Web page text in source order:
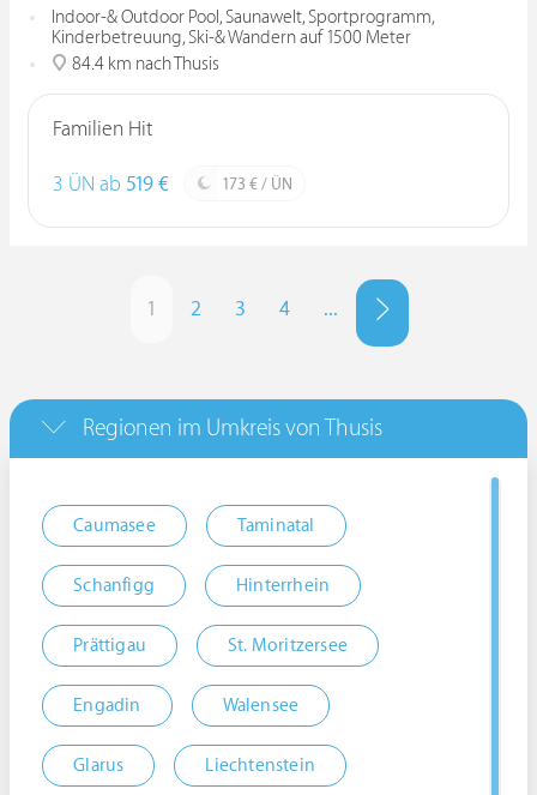
Indoor-& Outdoor Pool, Saunawelt, Sportprogramm,
Kinderbetreuung, Ski-& Wandern auf 1500 Meter
84.4 km nach Thusis
Familien Hit
3 ÜN ab 519 € 173 € / ÜN
1 2 3 4 ...
Regionen im Umkreis von Thusis
Caumasee Taminatal
Schanfigg Hinterrhein
Prättigau St. Moritzersee
Engadin Walensee
Glarus Liechtenstein